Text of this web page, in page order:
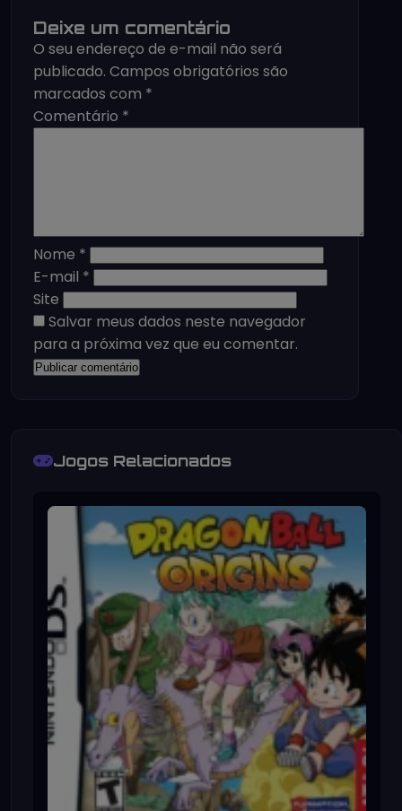
Deixe um comentário
O seu endereço de e-mail não será
publicado. Campos obrigatórios são
marcados com *
Comentário *
Nome *
E-mail *
Site
Salvar meus dados neste navegador
para a próxima vez que eu comentar.
Jogos Relacionados